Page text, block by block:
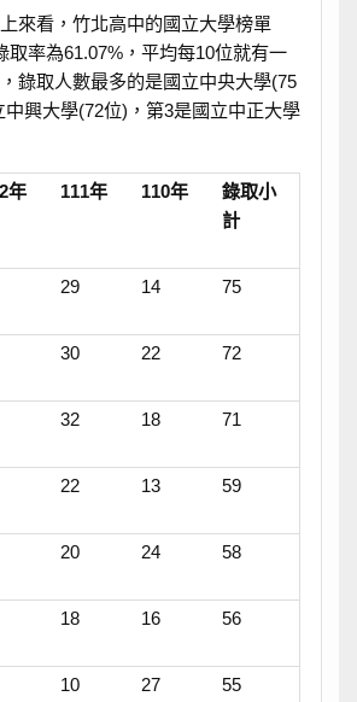
來看，竹北高中的國立大學榜單
取率為61.07%，平均每10位就有一
錄取人數最多的是國立中央大學(75
興大學(72位)，第3是國立中正大學
年 111年 110年
錄取小
計
29 14 75
30 22 72
32 18 71
22 13 59
20 24 58
18 16 56
10 27 55